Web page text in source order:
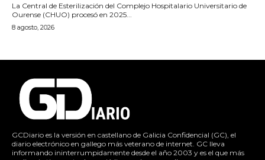
La Central de Esterilización del Complejo Hospitalario Universitario de
Ourense (CHUO) procesó en 2025...
8 agosto, 2026
GCDiario es la versión en castellano de Galicia Confidencial (GC), el
diario electrónico en gallego más veterano de internet. GC lleva
informando ininterrumpidamente desde el año 2003 y es el que más